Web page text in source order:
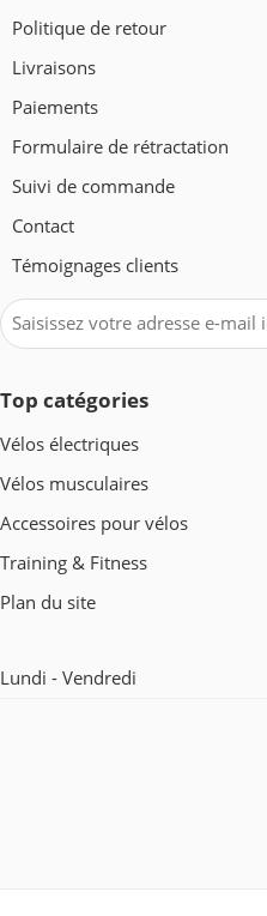
Politique de retour
Livraisons
Paiements
Formulaire de rétractation
Suivi de commande
Contact
Témoignages clients
Top catégories
Vélos électriques
Vélos musculaires
Accessoires pour vélos
Training & Fitness
Plan du site
Lundi - Vendredi